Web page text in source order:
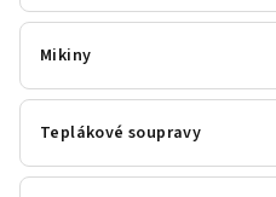
Mikiny
Teplákové soupravy